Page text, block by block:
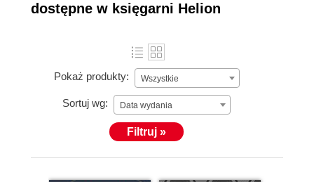
dostępne w księgarni Helion
Pokaż produkty: Wszystkie
Sortuj wg: Data wydania
Filtruj »